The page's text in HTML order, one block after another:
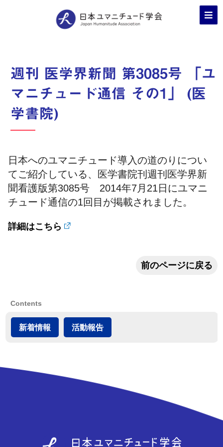
週刊 医学界新聞 第3085号 「ユ
マニチュード通信 その1」 (医
学書院)
日本へのユマニチュード導入の道のりについ
てご紹介している、医学書院刊週刊医学界新
聞看護版第3085号 2014年7月21日にユマニ
チュード通信の1回目が掲載されました。
詳細はこちら
前のページに戻る
Contents
新着情報 活動報告